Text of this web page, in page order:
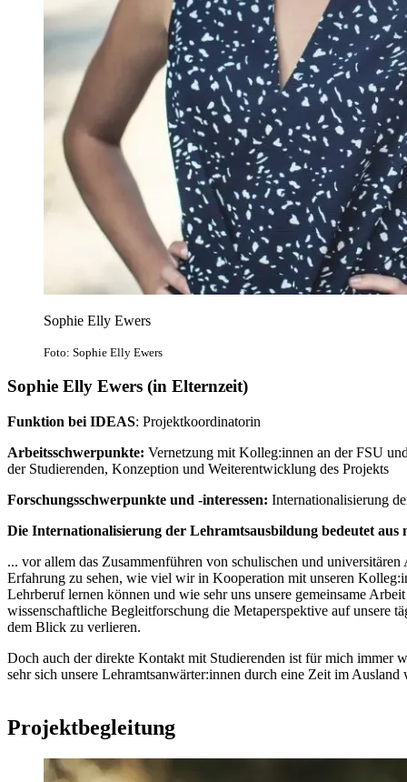
Sophie Elly Ewers
Foto: Sophie Elly Ewers
Sophie Elly Ewers (in Elternzeit)
Funktion bei IDEAS: Projektkoordinatorin
Arbeitsschwerpunkte: Vernetzung mit Kolleg:innen an der FSU
der Studierenden, Konzeption und Weiterentwicklung des Projekts
Forschungsschwerpunkte und -interessen: Internationalisierung
Die Internationalisierung der Lehramtsausbildung bedeutet
... vor allem das Zusammenführen von schulischen und
Erfahrung zu sehen, wie viel wir in Kooperation mit unseren
Lehrberuf lernen können und wie sehr uns unsere gemeinsame
wissenschaftliche Begleitforschung die Metaperspektive auf unsere
dem Blick zu verlieren.
Doch auch der direkte Kontakt mit Studierenden ist für mich immer
sehr sich unsere Lehramtsanwärter:innen durch eine Zeit im
Projektbegleitung